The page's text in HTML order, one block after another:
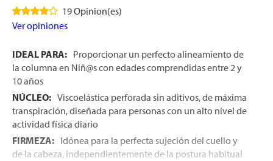
19 Opinion(es)
Ver opiniones
IDEAL PARA: Proporcionar un perfecto alineamiento de
la columna en Niñ@s con edades comprendidas entre 2 y
10 años
NÚCLEO: Viscoelástica perforada sin aditivos, de máxima
transpiración, diseñada para personas con un alto nivel de
actividad física diario
FIRMEZA: Idónea para la perfecta sujeción del cuello y
de la cabeza, independientemente de la postura habitual